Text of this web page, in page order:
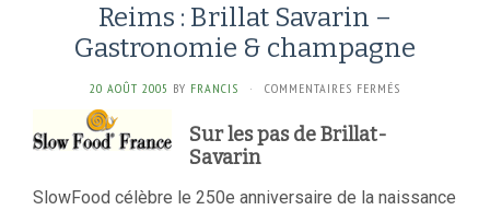
Reims : Brillat Savarin –
Gastronomie & champagne
20 AOÛT 2005 BY FRANCIS · COMMENTAIRES FERMÉS
–
Sur les pas de Brillat-
Savarin
SlowFood célèbre le 250e anniversaire de la naissance